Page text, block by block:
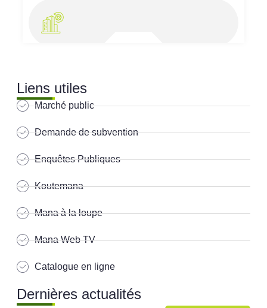
Liens utiles
Marché public
Demande de subvention
Enquêtes Publiques
Koutemana
Mana à la loupe
Mana Web TV
Catalogue en ligne
Dernières actualités